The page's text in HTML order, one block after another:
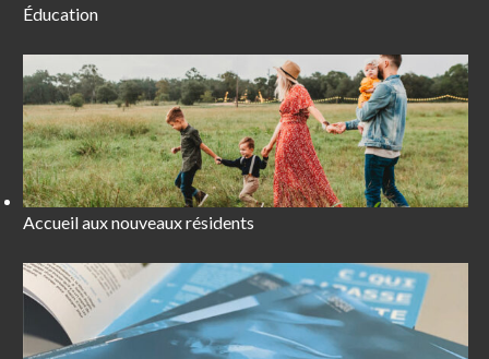
Éducation
Accueil aux nouveaux résidents